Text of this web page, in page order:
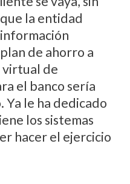
la entidad
de ahorro a
virtual de
el banco sería
le ha dedicado
los sistemas
hacer el ejercicio